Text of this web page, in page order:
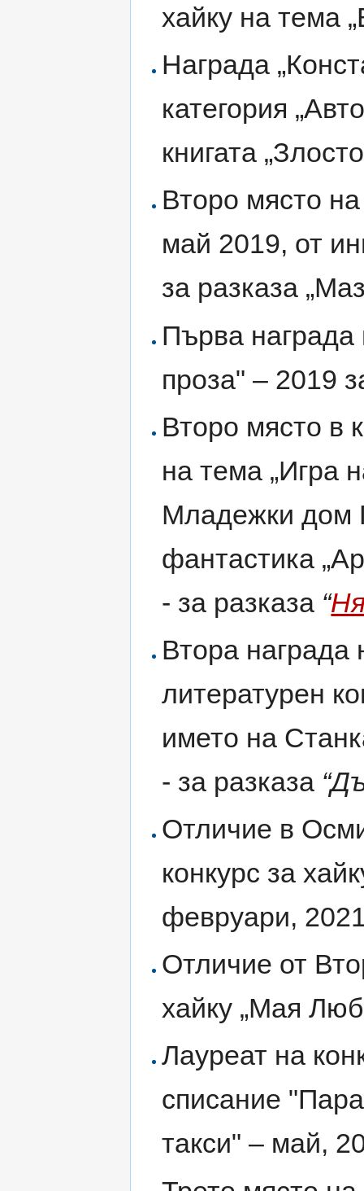
хайку на тема
Награда
категория
книгата
Второ място
май 2019, от
за разказа
Първа
проза" – 2019
Второ място в
на тема „Игра
Младежки дом
фантастика
- за разказа “
Втора
литературен
името на
- за разказа
Отличие в
конкурс за
февруари,
Отличие от
хайку „Мая
Лауреат на
списание
такси" – май,